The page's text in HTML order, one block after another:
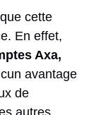
cette
En effet,
Axa,
avantage
de